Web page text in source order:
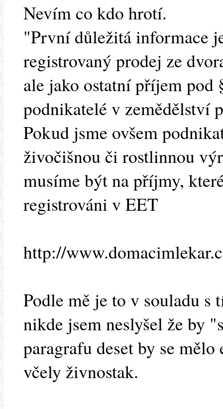
Nevím co kdo hrotí.
"První důležitá informace
registrovaný prodej ze
ale jako ostatní příjem
podnikatelé v zemědělství
Pokud jsme ovšem
živočišnou či rostlinnou
musíme být na příjmy,
registrováni v EET
http://
Podle mě je to v souladu
nikde jsem neslyšel že by
paragrafu deset by se
včely živnostak.